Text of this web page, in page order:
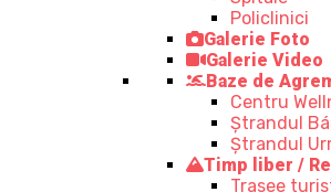
Policlinici
Galerie Foto
Galerie Video
Baze de
Centru
Ștrandul
Ștrandul
Timp liber /
Trasee